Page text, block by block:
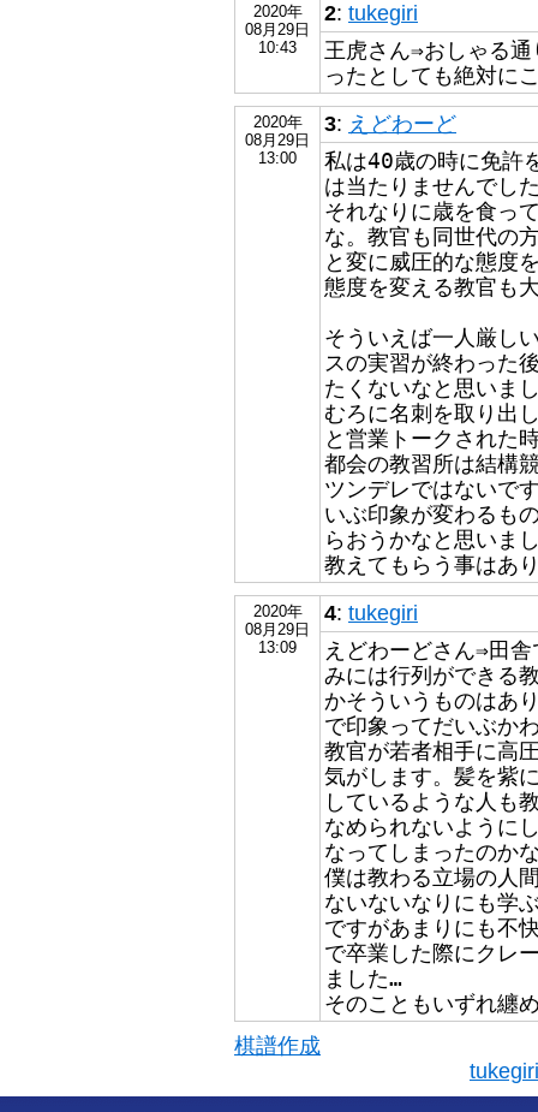
2020年
08月29日
10:43
2: tukegiri
王虎さん⇒おしゃる
ったとしても絶対に
2020年
08月29日
13:00
3: えどわーど
私は40歳の時に免許
は当たりませんでし
それなりに歳を食っ
な。教官も同世代の
と変に威圧的な態度
態度を変える教官も
そういえば一人厳し
スの実習が終わった
たくないなと思いま
むろに名刺を取り出
と営業トークされた
都会の教習所は結構
ツンデレではないで
いぶ印象が変わるも
らおうかなと思いま
教えてもらう事はあ
2020年
08月29日
13:09
4: tukegiri
えどわーどさん⇒田
みには行列ができる
かそういうものはあ
で印象ってだいぶか
教官が若者相手に高
気がします。髪を紫
しているような人も
なめられないように
なってしまったのか
僕は教わる立場の人
ないないなりにも学
ですがあまりにも不
で卒業した際にクレ
ました…
そのこともいずれ纏
棋譜作成